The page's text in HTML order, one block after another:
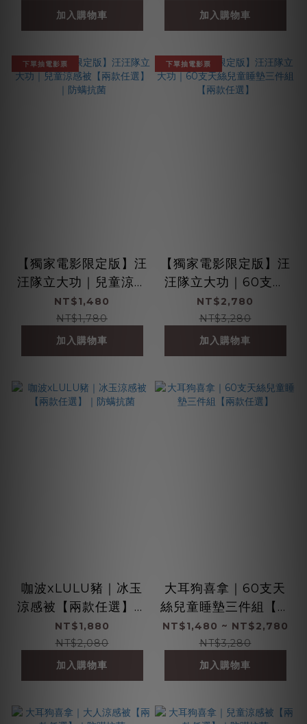
加入購物車
加入購物車
下單抽電影票
【獨家電影限定版】汪
汪隊立大功｜兒童涼感
被【兩款任選】｜防螨
抗菌
NT$1,480
NT$1,780
加入購物車
下單抽電影票
【獨家電影限定版】汪
汪隊立大功｜60支天
絲兒童睡墊三件組【兩
款任選】
NT$2,780
NT$3,280
加入購物車
咖波xLULU豬｜冰玉
涼感被【兩款任選】｜
防螨抗菌
NT$1,880
NT$2,080
加入購物車
大耳狗喜拿｜60支天
絲兒童睡墊三件組【兩
款任選】
NT$1,480 ~ NT$2,780
NT$3,280
加入購物車